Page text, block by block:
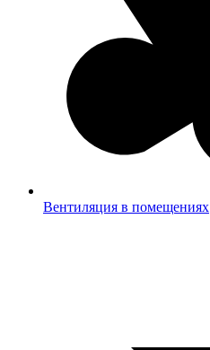
Вентиляция в помещениях